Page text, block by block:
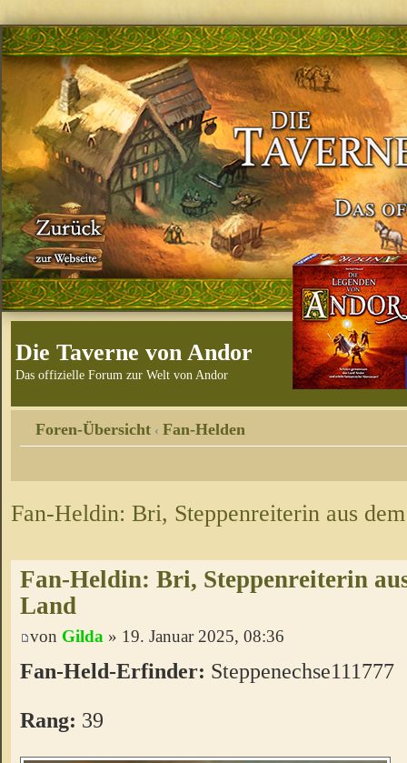
Die Taverne von Andor
Das offizielle Forum zur Welt von Andor
Foren-Übersicht ‹ Fan-Helden
Fan-Heldin: Bri, Steppenreiterin aus
Fan-Heldin: Bri, Steppenreiterin
Land
von Gilda » 19. Januar 2025, 08:36
Fan-Held-Erfinder: Steppenechse111777
Rang: 39